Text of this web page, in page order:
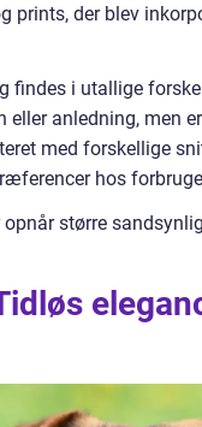
der blev
i utallige
anledning, men
med forskellige
hos
større